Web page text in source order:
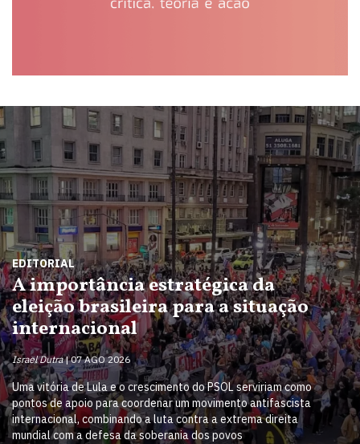
EDITORIAL
A importância estratégica da
eleição brasileira para a situação
internacional
Israel Dutra 07 AGO 2026
Uma vitória de Lula e o crescimento do PSOL serviriam como
pontos de apoio para coordenar um movimento antifascista
internacional, combinando a luta contra a extrema direita
mundial com a defesa da soberania dos povos